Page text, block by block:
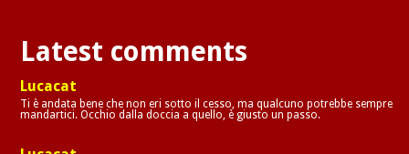
Latest comments
Lucacat
Ti è andata bene che non eri sotto il cesso, ma qualcuno potrebbe sempre
mandartici. Occhio dalla doccia a quello, è giusto un passo.